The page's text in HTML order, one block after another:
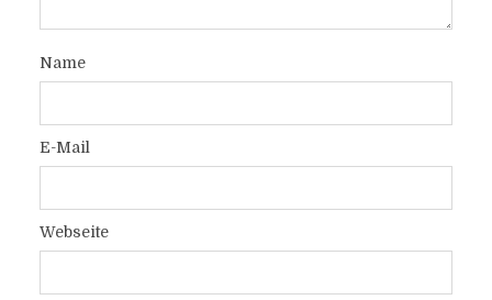
Name
E-Mail
Webseite